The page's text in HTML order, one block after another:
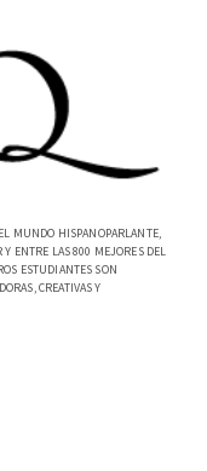
MUNDO HISPANOPARLANTE,
ENTRE LAS 800 MEJORES DEL
ESTUDIANTES SON
CREATIVAS Y